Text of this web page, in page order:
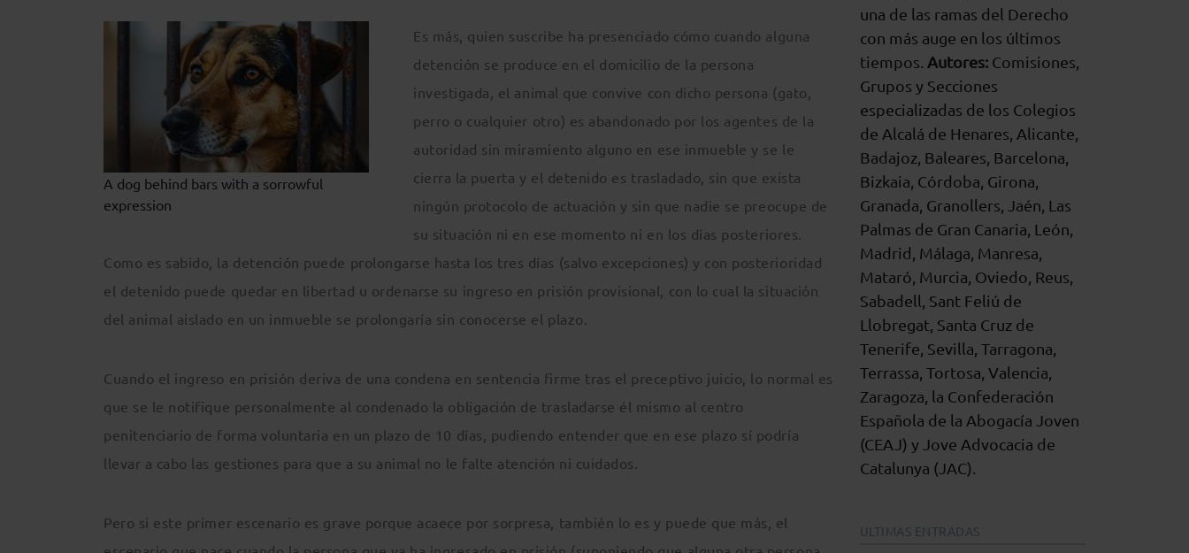
A dog behind bars with a sorrowful
expression
Es más, quien suscribe ha presenciado cómo cuando alguna
detención se produce en el domicilio de la persona
investigada, el animal que convive con dicho persona (gato,
perro o cualquier otro) es abandonado por los agentes de la
autoridad sin miramiento alguno en ese inmueble y se le
cierra la puerta y el detenido es trasladado, sin que exista
ningún protocolo de actuación y sin que nadie se preocupe de
su situación ni en ese momento ni en los días posteriores.
Como es sabido, la detención puede prolongarse hasta los tres días (salvo excepciones) y con posterioridad
el detenido puede quedar en libertad u ordenarse su ingreso en prisión provisional, con lo cual la situación
del animal aislado en un inmueble se prolongaría sin conocerse el plazo.
Cuando el ingreso en prisión deriva de una condena en sentencia firme tras el preceptivo juicio, lo normal es
que se le notifique personalmente al condenado la obligación de trasladarse él mismo al centro
penitenciario de forma voluntaria en un plazo de 10 días, pudiendo entender que en ese plazo sí podría
llevar a cabo las gestiones para que a su animal no le falte atención ni cuidados.
Pero si este primer escenario es grave porque acaece por sorpresa, también lo es y puede que más, el
una de las ramas del Derecho
con más auge en los últimos
tiempos. Autores: Comisiones,
Grupos y Secciones
especializadas de los Colegios
de Alcalá de Henares, Alicante,
Badajoz, Baleares, Barcelona,
Bizkaia, Córdoba, Girona,
Granada, Granollers, Jaén, Las
Palmas de Gran Canaria, León,
Madrid, Málaga, Manresa,
Mataró, Murcia, Oviedo, Reus,
Sabadell, Sant Feliú de
Llobregat, Santa Cruz de
Tenerife, Sevilla, Tarragona,
Terrassa, Tortosa, Valencia,
Zaragoza, la Confederación
Española de la Abogacía Joven
(CEAJ) y Jove Advocacia de
Catalunya (JAC).
ULTIMAS ENTRADAS